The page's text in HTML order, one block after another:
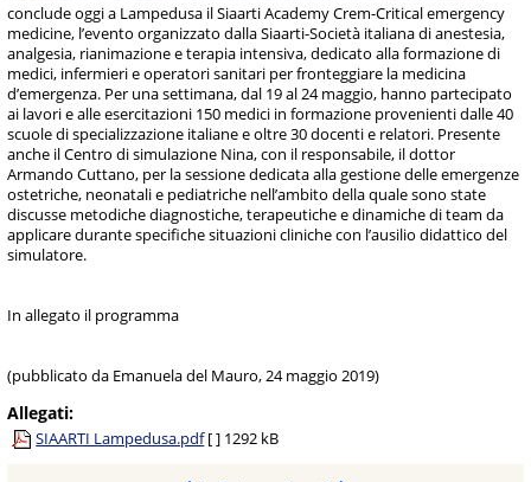
conclude oggi a Lampedusa il Siaarti Academy Crem-Critical emergency
medicine, l’evento organizzato dalla Siaarti-Società italiana di anestesia,
analgesia, rianimazione e terapia intensiva, dedicato alla formazione di
medici, infermieri e operatori sanitari per fronteggiare la medicina
d’emergenza. Per una settimana, dal 19 al 24 maggio, hanno partecipato
ai lavori e alle esercitazioni 150 medici in formazione provenienti dalle 40
scuole di specializzazione italiane e oltre 30 docenti e relatori. Presente
anche il Centro di simulazione Nina, con il responsabile, il dottor
Armando Cuttano, per la sessione dedicata alla gestione delle emergenze
ostetriche, neonatali e pediatriche nell’ambito della quale sono state
discusse metodiche diagnostiche, terapeutiche e dinamiche di team da
applicare durante specifiche situazioni cliniche con l’ausilio didattico del
simulatore.
In allegato il programma
(pubblicato da Emanuela del Mauro, 24 maggio 2019)
Allegati:
SIAARTI Lampedusa.pdf [ ] 1292 kB